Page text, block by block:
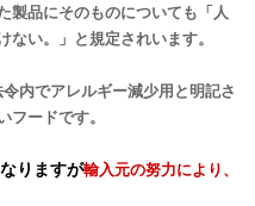
製品にそのものについても「人
い。」と規定されいます。
内でアレルギー減少用と明記さ
ードです。
りますが輸入元の努力により、